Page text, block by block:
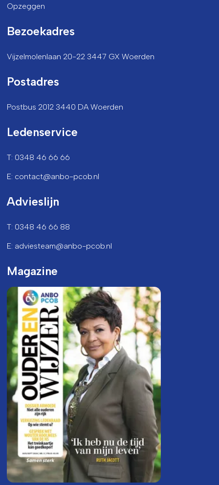
Opzeggen
Bezoekadres
Vijzelmolenlaan 20-22 3447 GX Woerden
Postadres
Postbus 2012 3440 DA Woerden
Ledenservice
T: 0348 46 66 66
E: contact@anbo-pcob.nl
Advieslijn
T: 0348 46 66 88
E: adviesteam@anbo-pcob.nl
Magazine